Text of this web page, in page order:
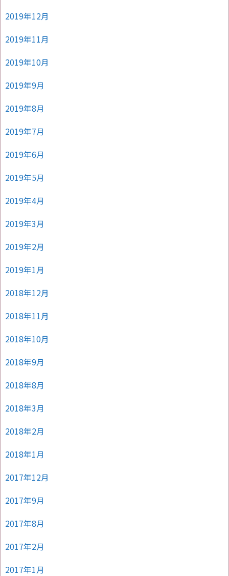
2019年12月
2019年11月
2019年10月
2019年9月
2019年8月
2019年7月
2019年6月
2019年5月
2019年4月
2019年3月
2019年2月
2019年1月
2018年12月
2018年11月
2018年10月
2018年9月
2018年8月
2018年3月
2018年2月
2018年1月
2017年12月
2017年9月
2017年8月
2017年2月
2017年1月